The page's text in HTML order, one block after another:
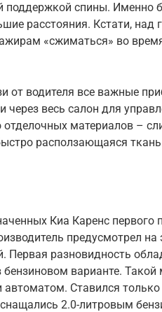
поддержкой спины. Именно
расстояния. Кстати, над
«сжиматься» во
от водителя все важные
через весь салон для
отделочных материалов –
расползающаяся
Киа Каренс первого
предусмотрел на
Первая разновидность
варианте. Такой
автоматом. Ставился
2.0-литровым